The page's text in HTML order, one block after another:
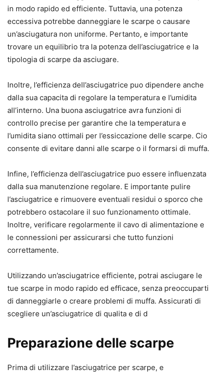
in modo rapido ed efficiente. Tuttavia, una potenza
eccessiva potrebbe danneggiare le scarpe o causare
un’asciugatura non uniforme. Pertanto, e importante
trovare un equilibrio tra la potenza dell’asciugatrice e la
tipologia di scarpe da asciugare.
Inoltre, l’efficienza dell’asciugatrice puo dipendere anche
dalla sua capacita di regolare la temperatura e l’umidita
all’interno. Una buona asciugatrice avra funzioni di
controllo precise per garantire che la temperatura e
l’umidita siano ottimali per l’essiccazione delle scarpe. Cio
consente di evitare danni alle scarpe o il formarsi di muffa.
Infine, l’efficienza dell’asciugatrice puo essere influenzata
dalla sua manutenzione regolare. E importante pulire
l’asciugatrice e rimuovere eventuali residui o sporco che
potrebbero ostacolare il suo funzionamento ottimale.
Inoltre, verificare regolarmente il cavo di alimentazione e
le connessioni per assicurarsi che tutto funzioni
correttamente.
Utilizzando un’asciugatrice efficiente, potrai asciugare le
tue scarpe in modo rapido ed efficace, senza preoccuparti
di danneggiarle o creare problemi di muffa. Assicurati di
scegliere un’asciugatrice di qualita e di d
Preparazione delle scarpe
Prima di utilizzare l’asciugatrice per scarpe, e